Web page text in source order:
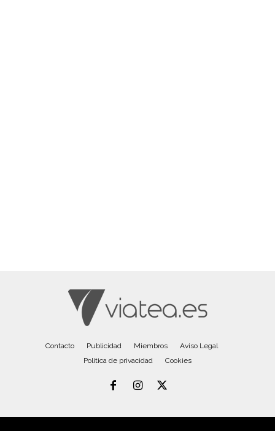
Contacto Publicidad Miembros
Aviso Legal
Política de privacidad
Cookies